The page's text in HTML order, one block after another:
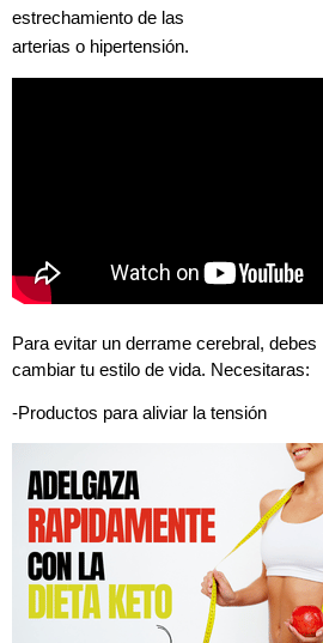
estrechamiento de las
arterias o hipertensión.
Para evitar un derrame cerebral, debes
cambiar tu estilo de vida. Necesitaras:
-Productos para aliviar la tensión